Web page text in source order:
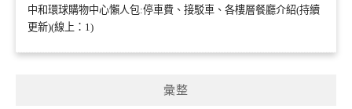
中和環球購物中心懶人包:停車費、接駁車、各樓層餐廳介紹(持續
更新)(線上：1)
彙整